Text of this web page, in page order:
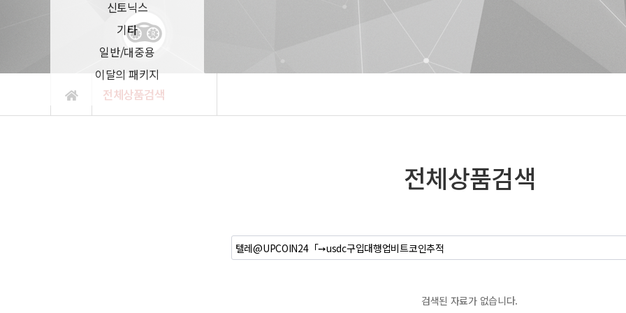
신토닉스
기타
일반/대중용
이달의 패키지
전체상품검색
전체상품검색
검색된 자료가 없습니다.